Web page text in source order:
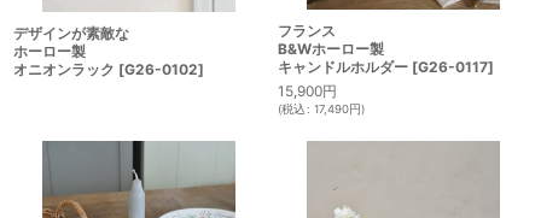
デザインが素敵な
ホーロー製
オニオンラック [G26-0102]
フランス
B&Wホーロー製
キャンドルホルダー [G26-0117]
15,900円
(税込: 17,490円)